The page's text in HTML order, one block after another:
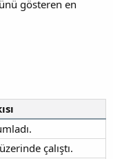
gösteren en
çalıştı.